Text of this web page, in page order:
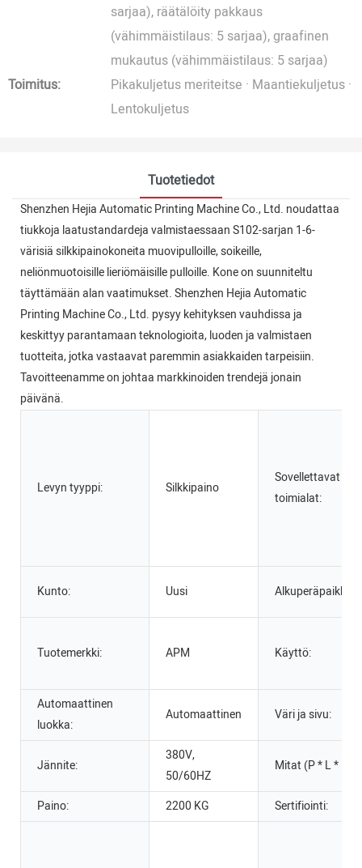
sarjaa), räätälöity pakkaus
(vähimmäistilaus: 5 sarjaa), graafinen
mukautus (vähimmäistilaus: 5 sarjaa)
Toimitus:
Pikakuljetus meriteitse · Maantiekuljetus ·
Lentokuljetus
Tuotetiedot
Shenzhen Hejia Automatic Printing Machine Co., Ltd. noudattaa
tiukkoja laatustandardeja valmistaessaan S102-sarjan 1-6-
värisiä silkkipainokoneita muovipulloille, soikeille,
neliönmuotoisille lieriömäisille pulloille. Kone on suunniteltu
täyttämään alan vaatimukset. Shenzhen Hejia Automatic
Printing Machine Co., Ltd. pysyy kehityksen vauhdissa ja
keskittyy parantamaan teknologioita, luoden ja valmistaen
tuotteita, jotka vastaavat paremmin asiakkaiden tarpeisiin.
Tavoitteenamme on johtaa markkinoiden trendejä jonain
päivänä.
Levyn tyyppi: Silkkipaino
Sovellettavat
toimialat:
Kunto: Uusi Alkuperäpaikka:
Tuotemerkki: APM Käyttö:
Automaattinen
luokka:
Automaattinen Väri ja sivu:
Jännite:
380V,
50/60HZ
Mitat (P * L * K):
Paino: 2200 KG Sertifiointi: